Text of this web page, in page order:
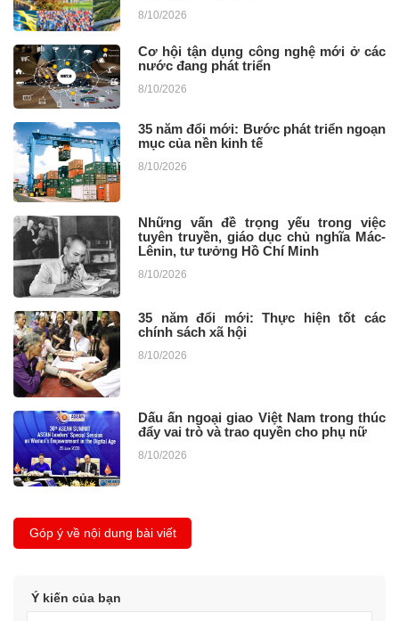
8/10/2026
Cơ hội tận dụng công nghệ mới ở các
nước đang phát triển
8/10/2026
35 năm đổi mới: Bước phát triển ngoạn
mục của nền kinh tế
8/10/2026
Những vấn đề trọng yếu trong việc
tuyên truyền, giáo dục chủ nghĩa Mác-
Lênin, tư tưởng Hồ Chí Minh ​
8/10/2026
35 năm đổi mới: Thực hiện tốt các
chính sách xã hội
8/10/2026
Dấu ấn ngoại giao Việt Nam trong thúc
đẩy vai trò và trao quyền cho phụ nữ
8/10/2026
Góp ý về nội dung bài viết
Ý kiến của bạn